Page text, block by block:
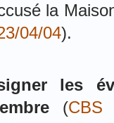
la
04/04).
les
(CBS